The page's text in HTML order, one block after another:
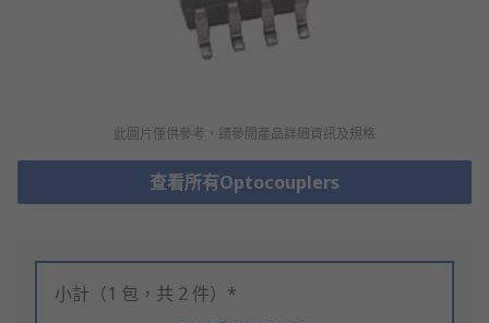
此圖片僅供參考，請參閲產品詳細資訊及規格
查看所有Optocouplers
小計（1 包，共 2 件）*